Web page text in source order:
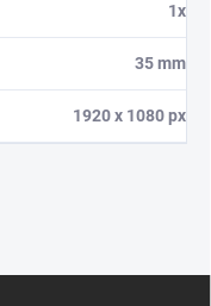
1x
35 mm
1920 x 1080 px